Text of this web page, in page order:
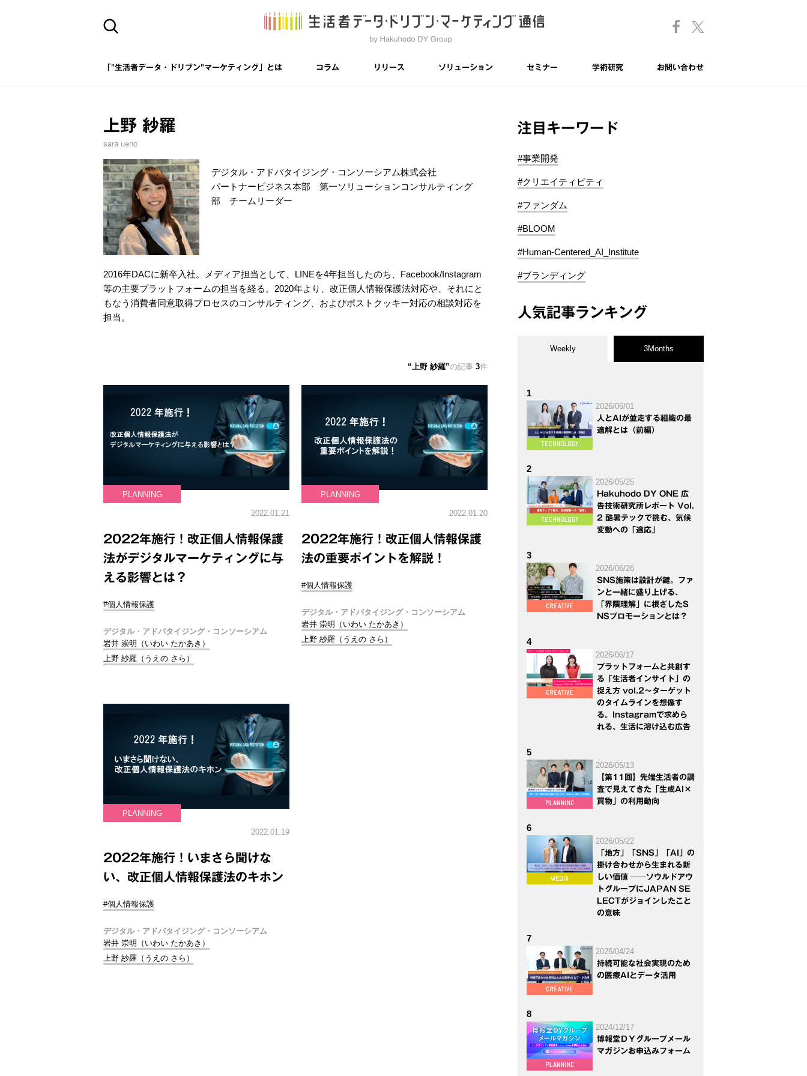
「"生活者データ・ドリブン"マーケティング」とは コラム リリース ソリューション セミナー 学術研究 お問い合わせ
上野 紗羅
sara ueno
デジタル・アドバタイジング・コンソーシアム株式会社
パートナービジネス本部 第一ソリューションコンサルティング
部 チームリーダー
2016年DACに新卒入社。メディア担当として、LINEを4年担当したのち、Facebook/Instagram
等の主要プラットフォームの担当を経る。2020年より、改正個人情報保護法対応や、それにと
もなう消費者同意取得プロセスのコンサルティング、およびポストクッキー対応の相談対応を
担当。
上野 紗羅 の記事 3件
PLANNING
2022.01.21
2022年施行！改正個人情報保護
法がデジタルマーケティングに与
える影響とは？
#個人情報保護
デジタル・アドバタイジング・コンソーシアム
岩井 崇明（いわい たかあき）
上野 紗羅（うえの さら）
PLANNING
2022.01.20
2022年施行！改正個人情報保護
法の重要ポイントを解説！
#個人情報保護
デジタル・アドバタイジング・コンソーシアム
岩井 崇明（いわい たかあき）
上野 紗羅（うえの さら）
PLANNING
2022.01.19
2022年施行！いまさら聞けな
い、改正個人情報保護法のキホン
#個人情報保護
デジタル・アドバタイジング・コンソーシアム
岩井 崇明（いわい たかあき）
上野 紗羅（うえの さら）
注目キーワード
#事業開発
#クリエイティビティ
#ファンダム
#BLOOM
#Human-Centered_AI_Institute
#ブランディング
人気記事ランキング
Weekly 3Months
1
2026/06/01
人とAIが並走する組織の最
適解とは（前編）
2
2026/05/25
Hakuhodo DY ONE 広
告技術研究所レポート Vol.
2 酷暑テックで挑む、気候
変動への「適応」
3
2026/06/26
SNS施策は設計が鍵。ファ
ンと一緒に盛り上げる、
「界隈理解」に根ざしたS
NSプロモーションとは？
4
2026/06/17
プラットフォームと共創す
る「生活者インサイト」の
捉え方 vol.2～ターゲット
のタイムラインを想像す
る。Instagramで求めら
れる、生活に溶け込む広告
5
2026/05/13
【第11回】先端生活者の調
査で見えてきた「生成AI×
買物」の利用動向
6
2026/05/22
「地方」「SNS」「AI」の
掛け合わせから生まれる新
しい価値 ──ソウルドアウ
トグループにJAPAN SE
LECTがジョインしたこと
の意味
7
2026/04/24
持続可能な社会実現のため
の医療AIとデータ活用
8
2024/12/17
博報堂ＤＹグループメール
マガジンお申込みフォーム